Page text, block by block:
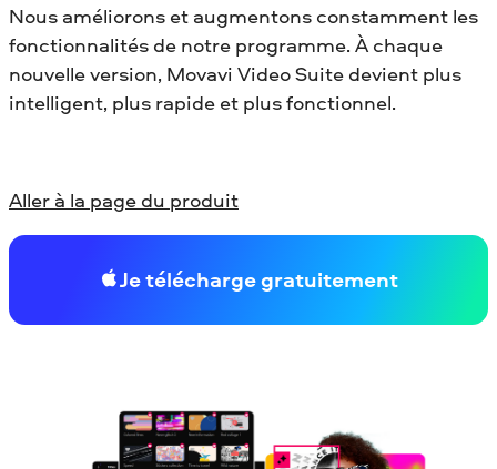
Nous améliorons et augmentons constamment les
fonctionnalités de notre programme. À chaque
nouvelle version, Movavi Video Suite devient plus
intelligent, plus rapide et plus fonctionnel.
Aller à la page du produit
Je télécharge gratuitement